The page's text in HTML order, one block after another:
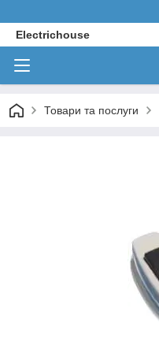
Electrichouse
Товари та послуги